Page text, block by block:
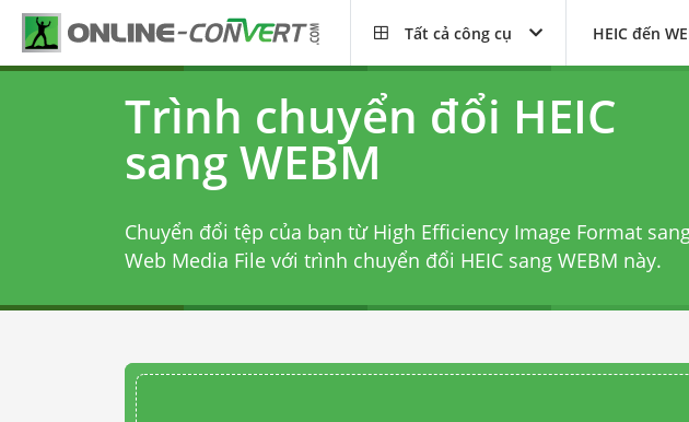
Tất cả công cụ HEIC đến
Trình chuyển đổi HEIC
sang WEBM
Chuyển đổi tệp của bạn từ High Efficiency Image Format
Web Media File với trình chuyển đổi HEIC sang WEBM này.